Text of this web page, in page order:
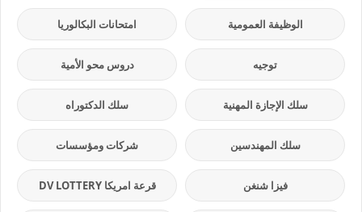
الوظيفة العمومية امتحانات البكالوريا
توجيه دروس محو الأمية
سلك الإجازة المهنية سلك الدكتوراه
سلك المهندسين شركات ومؤسسات
فيزا شنغن قرعة امريكا DV LOTTERY